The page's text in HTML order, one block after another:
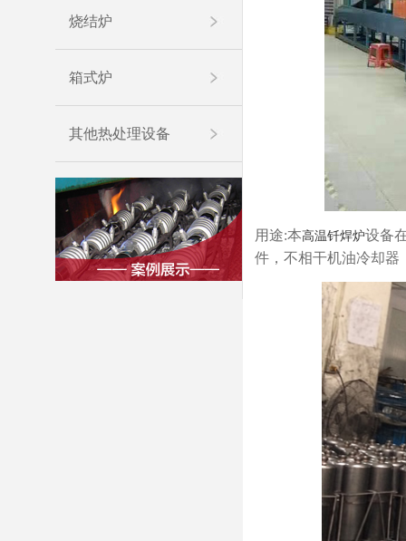
烧结炉
箱式炉
其他热处理设备
用途:本高温钎焊炉设备
件，不相干机油冷却器